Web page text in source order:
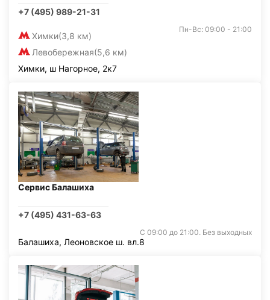
+7 (495) 989-21-31
Химки(3,8 км)
Левобережная(5,6 км)
Пн-Вс: 09:00 - 21:00
Химки, ш Нагорное, 2к7
Сервис Балашиха
+7 (495) 431-63-63
С 09:00 до 21:00. Без выходных
Балашиха, Леоновское ш. вл.8